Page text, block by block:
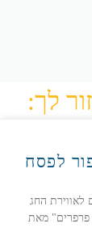
לך:
לפסח
לאווירת החג
פרפרים" מאת